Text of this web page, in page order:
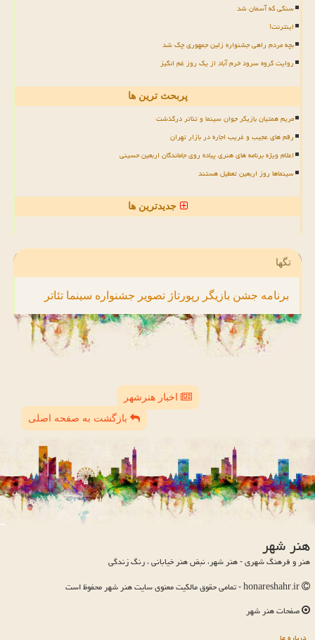
سنگی که آسمان شد
اینترنت!
بچه مردم راهی جشنواره زلین جمهوری چک شد
روایت گروه سرود خرم آباد از یک روز غم انگیز
پربحث ترین ها
مریم همتیان بازیگر جوان سینما و تئاتر درگذشت
رقم های عجیب و غریب اجاره در بازار تهران
اعلام ویژه برنامه های هنری پیاده روی جاماندگان اربعین حسینی
سینماها روز اربعین تعطیل هستند
جدیدترین ها
تگها
برنامه جشن بازیگر رپورتاژ تصویر جشنواره سینما تئاتر
اخبار هنرشهر
بازگشت به صفحه اصلی
هنر شهر
هنر و فرهنگ شهری - هنر شهر، نبض هنر خیابانی ، رنگ زندگی
صفحات هنر شهر